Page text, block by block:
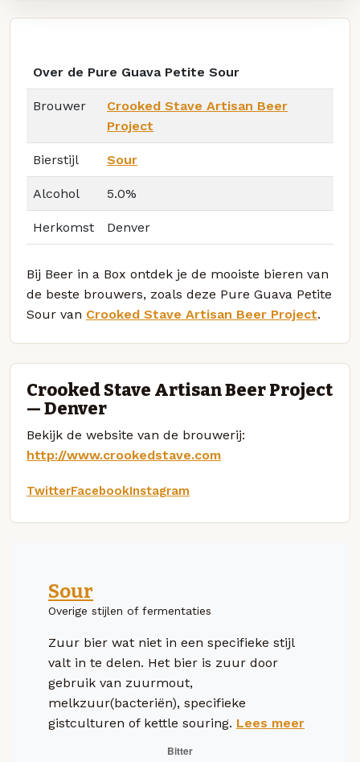
Over de Pure Guava Petite Sour
Brouwer
Crooked Stave Artisan Beer
Project
Bierstijl Sour
Alcohol 5.0%
Herkomst Denver
Bij Beer in a Box ontdek je de mooiste bieren van
de beste brouwers, zoals deze Pure Guava Petite
Sour van Crooked Stave Artisan Beer Project.
Crooked Stave Artisan Beer Project
— Denver
Bekijk de website van de brouwerij:
http://www.crookedstave.com
TwitterFacebookInstagram
Sour
Overige stijlen of fermentaties
Zuur bier wat niet in een specifieke stijl
valt in te delen. Het bier is zuur door
gebruik van zuurmout,
melkzuur(bacteriën), specifieke
gistculturen of kettle souring. Lees meer